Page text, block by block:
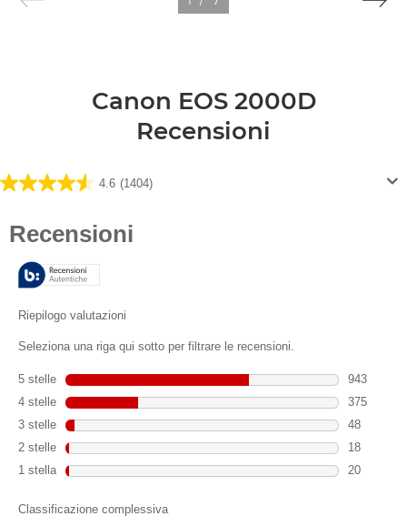
Canon EOS 2000D
Recensioni
4.6 (1404)
4.6
stelle.
1404
recensioni